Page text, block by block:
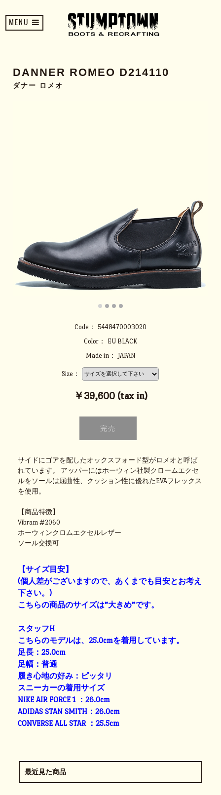
MENU
DANNER ROMEO D214110
ダナー ロメオ
Code：
5448470003020
Color：
EU BLACK
Made in：
JAPAN
Size：
￥39,600 (tax in)
サイドにゴアを配したオックスフォード型がロメオと呼ば
れています。 アッパーにはホーウィン社製クロームエクセ
ルをソールは屈曲性、クッション性に優れたEVAフレックス
を使用。
【商品特徴】
Vibram #2060
ホーウィンクロムエクセルレザー
ソール交換可
【サイズ目安】
(個人差がございますので、あくまでも目安とお考え
下さい。)
こちらの商品のサイズは”大きめ”です。
スタッフH
こちらのモデルは、25.0cmを着用しています。
足長：25.0cm
足幅：普通
履き心地の好み：ピッタリ
スニーカーの着用サイズ
NIKE AIR FORCE 1 ：26.0cm
ADIDAS STAN SMITH：26.0cm
CONVERSE ALL STAR ：25.5cm
最近見た商品